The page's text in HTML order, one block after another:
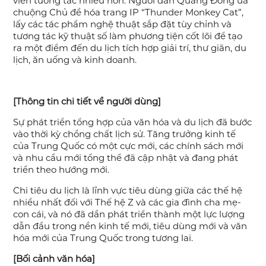
chuộng Chủ đề hóa trang IP “Thunder Monkey Cat”,
lấy các tác phẩm nghệ thuật sắp đặt tùy chỉnh và
tương tác kỹ thuật số làm phương tiện cốt lõi để tạo
ra một điểm đến du lịch tích hợp giải trí, thư giãn, du
lịch, ăn uống và kinh doanh.
[Thông tin chi tiết về người dùng]
Sự phát triển tổng hợp của văn hóa và du lịch đã bước
vào thời kỳ chồng chất lịch sử. Tăng trưởng kinh tế
của Trung Quốc có một cực mới, các chính sách mới
và nhu cầu mới tổng thể đã cập nhật và đang phát
triển theo hướng mới.
Chi tiêu du lịch là lĩnh vực tiêu dùng giữa các thế hệ
nhiều nhất đối với Thế hệ Z và các gia đình cha mẹ-
con cái, và nó đã dần phát triển thành một lực lượng
dẫn đầu trong nền kinh tế mới, tiêu dùng mới và văn
hóa mới của Trung Quốc trong tương lai.
[Bối cảnh văn hóa]